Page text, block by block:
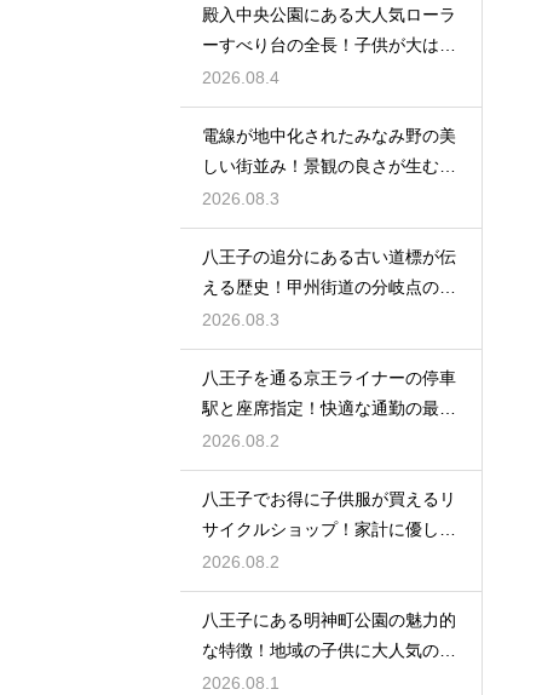
殿入中央公園にある大人気ローラ
ーすべり台の全長！子供が大はし
ゃぎの遊具
2026.08.4
電線が地中化されたみなみ野の美
しい街並み！景観の良さが生む住
みやすさ
2026.08.3
八王子の追分にある古い道標が伝
える歴史！甲州街道の分岐点の真
実に迫る
2026.08.3
八王子を通る京王ライナーの停車
駅と座席指定！快適な通勤の最強
の裏ワザ
2026.08.2
八王子でお得に子供服が買えるリ
サイクルショップ！家計に優しい
お店特集
2026.08.2
八王子にある明神町公園の魅力的
な特徴！地域の子供に大人気の遊
び場紹介
2026.08.1